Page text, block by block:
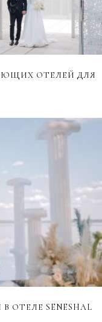
ОТЕЛЕЙ ДЛЯ
ОТЕЛЕ SENESHAL